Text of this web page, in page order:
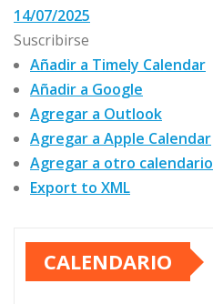
14/07/2025
Suscribirse
Añadir a Timely Calendar
Añadir a Google
Agregar a Outlook
Agregar a Apple Calendar
Agregar a otro calendario
Export to XML
CALENDARIO